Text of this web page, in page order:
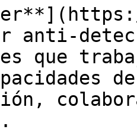
anti-
que